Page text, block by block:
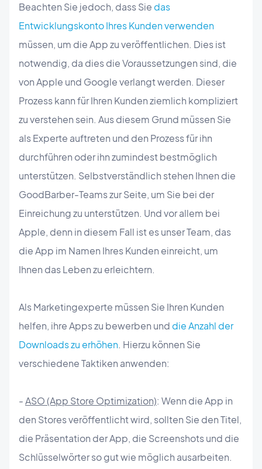
Beachten Sie jedoch, dass Sie das
Entwicklungskonto Ihres Kunden verwenden
müssen, um die App zu veröffentlichen. Dies ist
notwendig, da dies die Voraussetzungen sind, die
von Apple und Google verlangt werden. Dieser
Prozess kann für Ihren Kunden ziemlich kompliziert
zu verstehen sein. Aus diesem Grund müssen Sie
als Experte auftreten und den Prozess für ihn
durchführen oder ihn zumindest bestmöglich
unterstützen. Selbstverständlich stehen Ihnen die
GoodBarber-Teams zur Seite, um Sie bei der
Einreichung zu unterstützen. Und vor allem bei
Apple, denn in diesem Fall ist es unser Team, das
die App im Namen Ihres Kunden einreicht, um
Ihnen das Leben zu erleichtern.
Als Marketingexperte müssen Sie Ihren Kunden
helfen, ihre Apps zu bewerben und die Anzahl der
Downloads zu erhöhen. Hierzu können Sie
verschiedene Taktiken anwenden:
-ASO (App Store Optimization): Wenn die App in
den Stores veröffentlicht wird, sollten Sie den Titel,
die Präsentation der App, die Screenshots und die
Schlüsselwörter so gut wie möglich ausarbeiten.